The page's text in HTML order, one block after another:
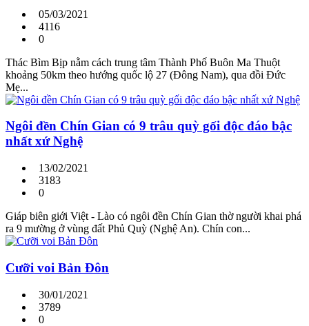
05/03/2021
4116
0
Thác Bìm Bịp nằm cách trung tâm Thành Phố Buôn Ma Thuột
khoảng 50km theo hướng quốc lộ 27 (Đông Nam), qua đồi Đức
Mẹ...
Ngôi đền Chín Gian có 9 trâu quỳ gối độc đáo bậc
nhất xứ Nghệ
13/02/2021
3183
0
Giáp biên giới Việt - Lào có ngôi đền Chín Gian thờ người khai phá
ra 9 mường ở vùng đất Phủ Quỳ (Nghệ An). Chín con...
Cưỡi voi Bản Đôn
30/01/2021
3789
0